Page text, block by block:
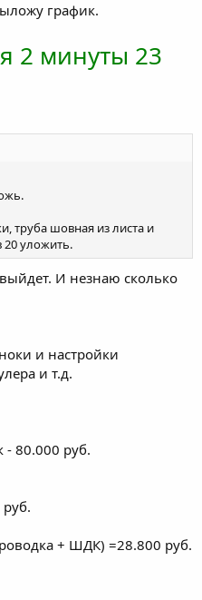
график.
2 минуты 23
труба шовная из листа и
20 уложить.
И незнаю сколько
и настройки
и т.д.
- 80.000 руб.
+ ШДК) =28.800 руб.